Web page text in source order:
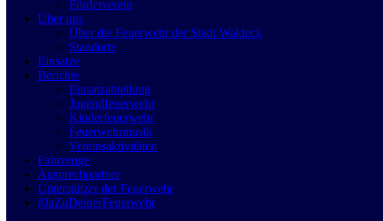
Förderverein
Über uns
Über die Feuerwehr der Stadt Waldeck
Standorte
Einsätze
Berichte
Einsatzabteilung
Jugendfeuerwehr
Kinderfeuerwehr
Feuerwehrmusik
Vereinsaktivitäten
Fahrzeuge
Ansprechpartner
Unterstützer der Feuerwehr
#JaZuDeinerFeuerwehr